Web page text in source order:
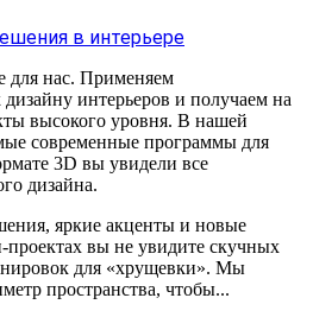
в интерьере
для нас. Применяем
интерьеров и получаем на
высокого уровня. В нашей
современные программы для
3D вы увидели все
дизайна.
яркие акценты и новые
вы не увидите скучных
для «хрущевки». Мы
пространства, чтобы...